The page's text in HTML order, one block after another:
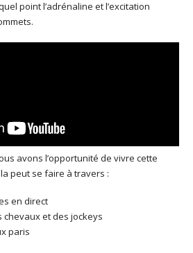
point l’adrénaline et l’excitation
avons l’opportunité de vivre cette
peut se faire à travers :
en direct
chevaux et des jockeys
paris